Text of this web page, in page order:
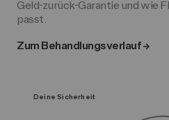
Geld-zurück-Garantie und wie
passt.
Zum Behandlungsverlauf
Deine Sicherheit